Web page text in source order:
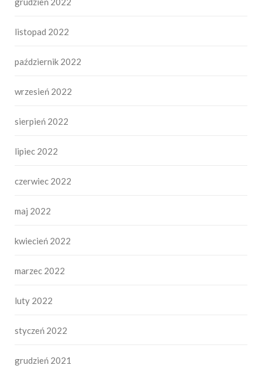
listopad 2022
październik 2022
wrzesień 2022
sierpień 2022
lipiec 2022
czerwiec 2022
maj 2022
kwiecień 2022
marzec 2022
luty 2022
styczeń 2022
grudzień 2021